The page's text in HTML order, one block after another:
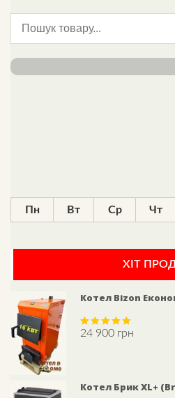
Пн Вт Ср Чт
ХІТ
Котел Bizon
Rated5.00
24 900 грн
Котел Брик XL+